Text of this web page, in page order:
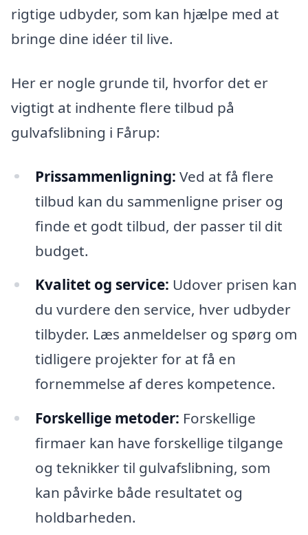
rigtige udbyder, som kan hjælpe med at
bringe dine idéer til live.
Her er nogle grunde til, hvorfor det er
vigtigt at indhente flere tilbud på
gulvafslibning i Fårup:
Prissammenligning: Ved at få flere
tilbud kan du sammenligne priser og
finde et godt tilbud, der passer til dit
budget.
Kvalitet og service: Udover prisen kan
du vurdere den service, hver udbyder
tilbyder. Læs anmeldelser og spørg om
tidligere projekter for at få en
fornemmelse af deres kompetence.
Forskellige metoder: Forskellige
firmaer kan have forskellige tilgange
og teknikker til gulvafslibning, som
kan påvirke både resultatet og
holdbarheden.